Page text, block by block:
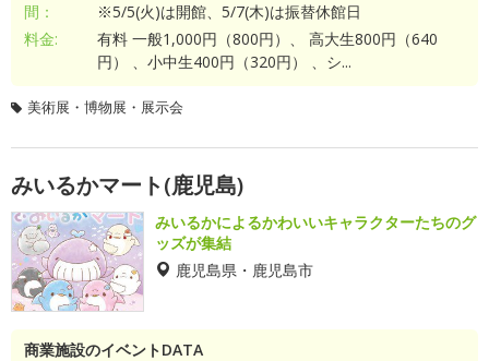
間：
※5/5(火)は開館、5/7(木)は振替休館日
料金:
有料 一般1,000円（800円）、 高大生800円（640
円） 、小中生400円（320円） 、シ...
美術展・博物展・展示会
みいるかマート(鹿児島)
みいるかによるかわいいキャラクターたちのグ
ッズが集結
鹿児島県・鹿児島市
商業施設のイベントDATA